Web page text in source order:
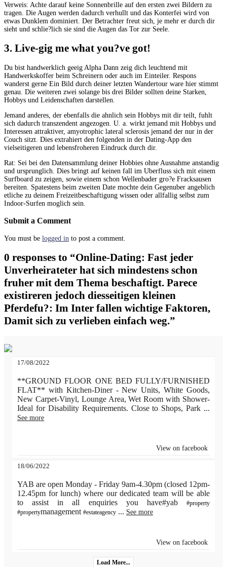
Verweis: Achte darauf keine Sonnenbrille auf den ersten zwei Bildern zu
tragen. Die Augen werden dadurch verhullt und das Konterfei wird von
etwas Dunklem dominiert. Der Betrachter freut sich, je mehr er durch dir
sieht und schlie?lich sie sind die Augen das Tor zur Seele.
3. Live-gig me what you?ve got!
Du bist handwerklich geeig Alpha Dann zeig dich leuchtend mit
Handwerkskoffer beim Schreinern oder auch im Einteiler. Respons
wanderst gerne Ein Bild durch deiner letzten Wandertour ware hier stimmt
genau. Die weiteren zwei solange bis drei Bilder sollten deine Starken,
Hobbys und Leidenschaften darstellen.
Jemand anderes, der ebenfalls die ahnlich sein Hobbys mit dir teilt, fuhlt
sich dadurch transzendent angezogen. U. a. wirkt jemand mit Hobbys und
Interessen attraktiver, amyotrophic lateral sclerosis jemand der nur in der
Couch sitzt. Dies extrahiert den folgenden in der Dating-App den
vielseitigeren und lebensfroheren Eindruck durch dir.
Rat: Sei bei den Datensammlung deiner Hobbies ohne Ausnahme anstandig
und ursprunglich. Dies bringt auf keinen fall im Uberfluss sich mit einem
Surfboard zu zeigen, sowie einem schon Wellenbader gro?e Fracksausen
bereiten. Spatestens beim zweiten Date mochte dein Gegenuber angeblich
etliche zu deinem Freizeitbeschaftigung wissen oder allfallig selbst zum
Indoor-Surfen moglich sein.
Submit a Comment
You must be logged in to post a comment.
0 responses to “Online-Dating: Fast jeder
Unverheirateter hat sich mindestens schon
fruher mit dem Thema beschaftigt. Parece
existireren jedoch diesseitigen kleinen
Pferdefu?: Im Inter fallen wichtige Faktoren,
Damit sich zu verlieben einfach weg.”
17/08/2022
**GROUND FLOOR ONE BED FULLY/FURNISHED
FLAT** with Kitchen-Diner - New Units, White Goods,
New Carpet-Vinyl, Lounge Area, Wet Room with Shower-
Ideal for Disability Requirements. Close to Shops, Park ...
See more
View on facebook
18/06/2022
YAB are open Monday - Friday 9am-4.30pm (closed 12pm-
12.45pm for lunch) where our dedicated team will be able
to assist in all enquiries you have#yab
#property
#propertymanagement #estateagency ... See more
View on facebook
Load More...